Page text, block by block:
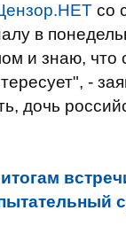
со
в
и знаю, что
-
дочь